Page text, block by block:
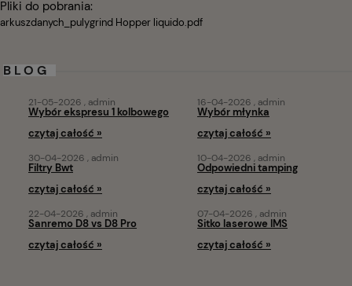
Pliki do pobrania:
arkuszdanych_pulygrind Hopper liquido.pdf
BLOG
Wybór ekspresu 1 kolbowego
21-05-2026 , admin
czytaj całość »
Filtry Bwt
30-04-2026 , admin
czytaj całość »
Sanremo D8 vs D8 Pro
22-04-2026 , admin
czytaj całość »
Wybór młynka
16-04-2026 , admin
czytaj całość »
Odpowiedni tamping
10-04-2026 , admin
czytaj całość »
Sitko laserowe IMS
07-04-2026 , admin
czytaj całość »